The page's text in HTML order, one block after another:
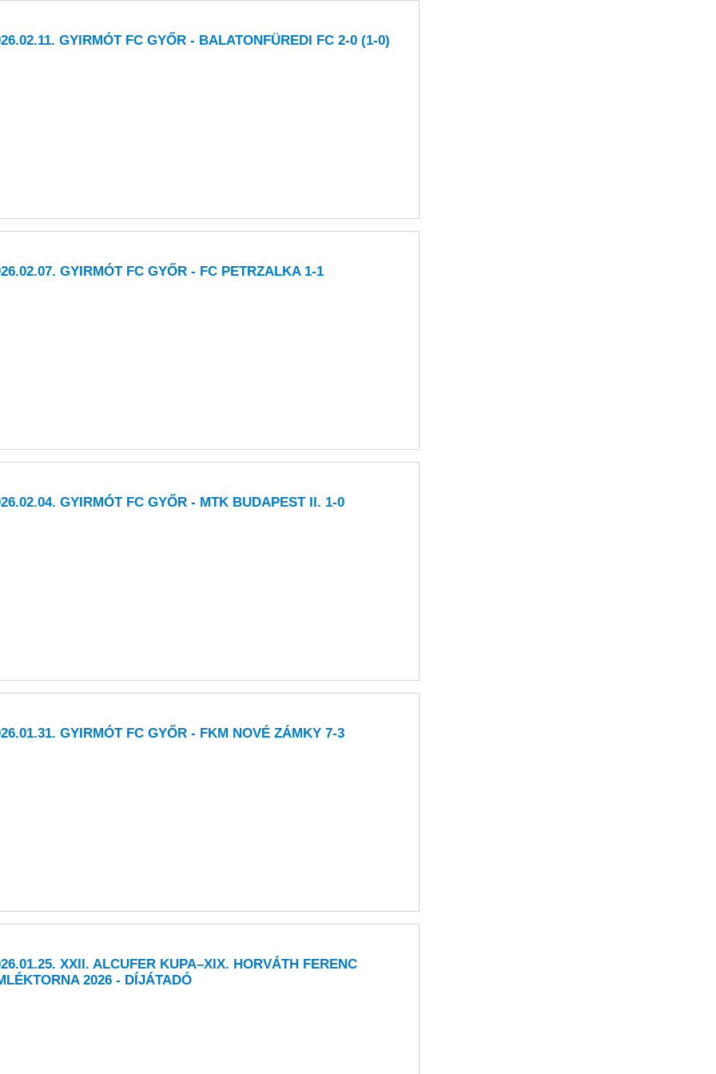
GYIRMÓT FC GYŐR - BALATONFÜREDI FC 2-0 (1-0)
GYIRMÓT FC GYŐR - FC PETRZALKA 1-1
GYIRMÓT FC GYŐR - MTK BUDAPEST II. 1-0
GYIRMÓT FC GYŐR - FKM NOVÉ ZÁMKY 7-3
XXII. ALCUFER KUPA–XIX. HORVÁTH FERENC
2026 - DÍJÁTADÓ